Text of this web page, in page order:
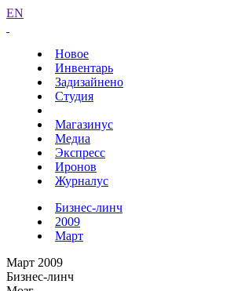
EN
Новое
Инвентарь
Задизайнено
Студия
Магазинус
Медиа
Экспресс
Иронов
Журналус
Бизнес-линч
2009
Март
Март 2009
Бизнес-линч